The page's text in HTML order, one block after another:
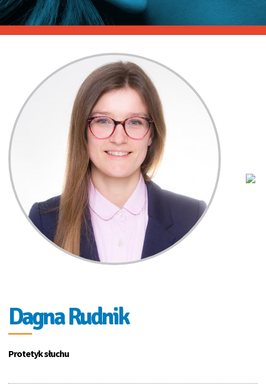
Dagna Rudnik
Protetyk słuchu